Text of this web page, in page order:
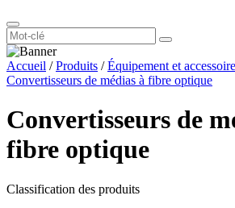
Accueil /Produits /Équipement et
Convertisseurs de médias à fibre optique
Convertisseurs de
fibre optique
Classification des produits